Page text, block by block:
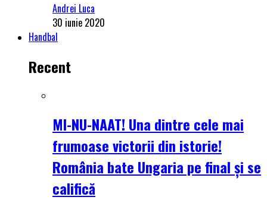
Andrei Luca
30 iunie 2020
Handbal
Recent
MI-NU-NAAT! Una dintre cele mai
frumoase victorii din istorie!
România bate Ungaria pe final și se
califică